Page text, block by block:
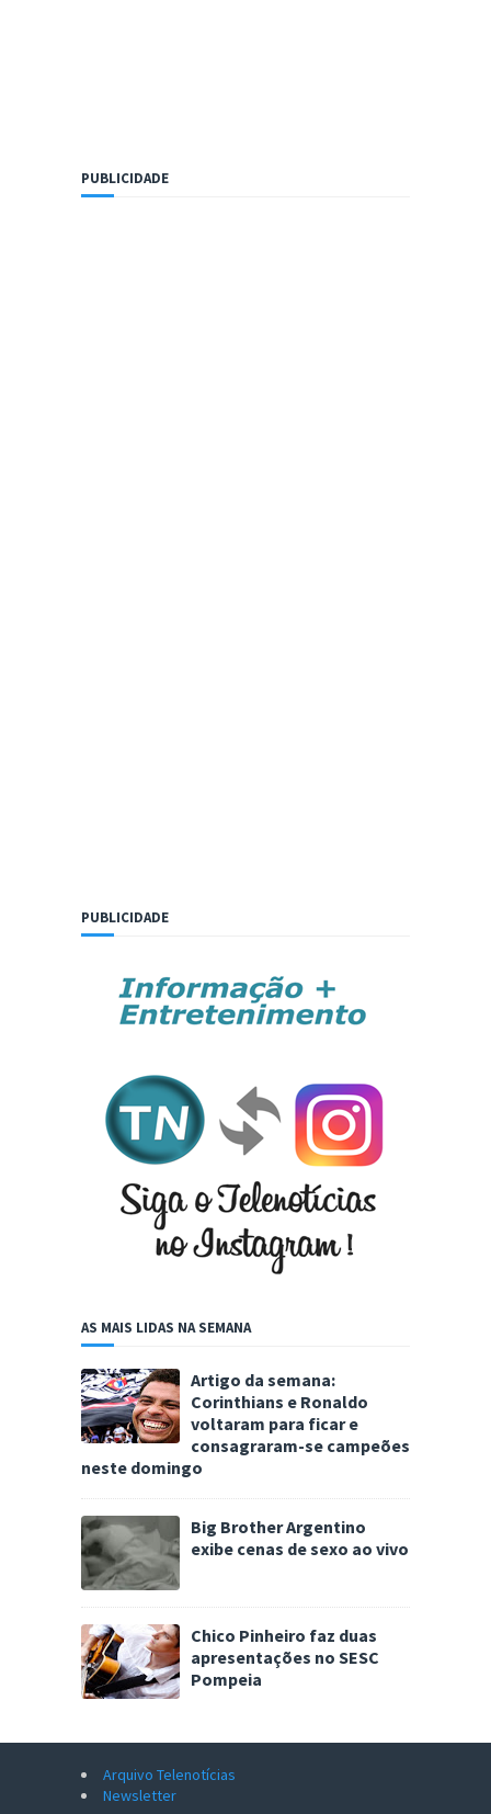
PUBLICIDADE
PUBLICIDADE
AS MAIS LIDAS NA SEMANA
Artigo da semana:
Corinthians e Ronaldo
voltaram para ficar e
consagraram-se campeões
neste domingo
Big Brother Argentino
exibe cenas de sexo ao vivo
Chico Pinheiro faz duas
apresentações no SESC
Pompeia
Arquivo Telenotícias
Newsletter